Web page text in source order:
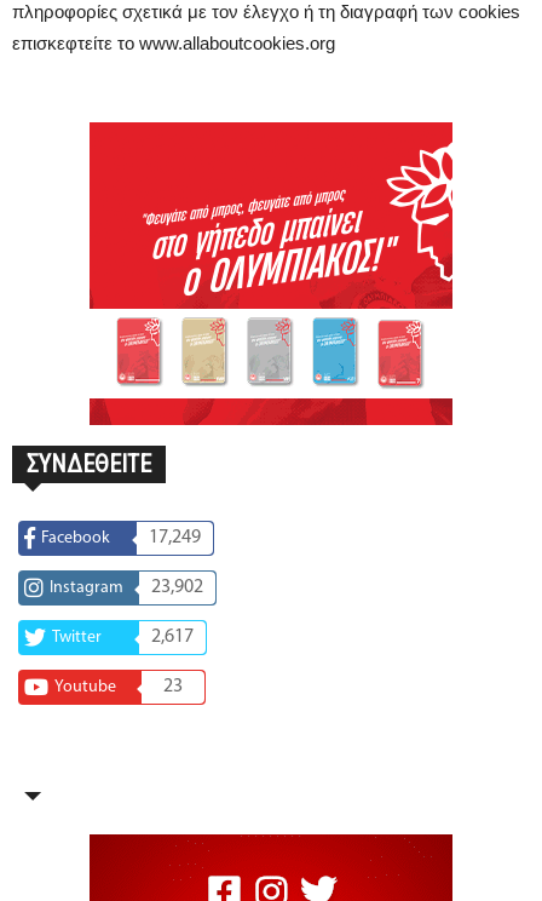
πληροφορίες σχετικά με τον έλεγχο ή τη διαγραφή των cookies
επισκεφτείτε το www.allaboutcookies.org
ΣΥΝΔΕΘΕΙΤΕ
Facebook 17,249
Instagram 23,902
Twitter 2,617
Youtube 23